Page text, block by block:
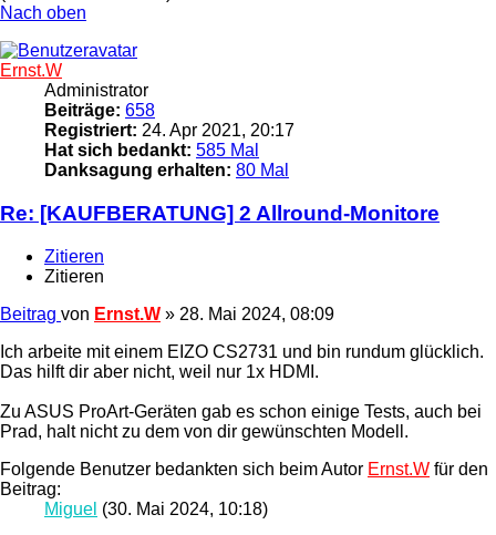
Nach oben
Ernst.W
Administrator
Beiträge: 658
Registriert: 24. Apr 2021, 20:17
Hat sich bedankt: 585 Mal
Danksagung erhalten: 80 Mal
Re: [KAUFBERATUNG] 2 Allround-Monitore
Zitieren
Zitieren
Beitrag von Ernst.W » 28. Mai 2024, 08:09
Ich arbeite mit einem EIZO CS2731 und bin rundum glücklich.
Das hilft dir aber nicht, weil nur 1x HDMI.
Zu ASUS ProArt-Geräten gab es schon einige Tests, auch bei
Prad, halt nicht zu dem von dir gewünschten Modell.
Folgende Benutzer bedankten sich beim Autor Ernst.W für den
Beitrag:
Miguel (30. Mai 2024, 10:18)